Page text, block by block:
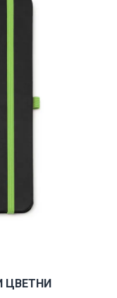
ЦВЕТНИ